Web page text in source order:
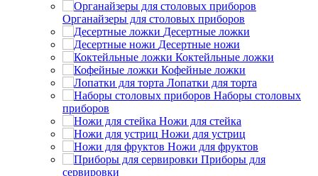
Органайзеры для столовых приборов
Десертные ложки
Десертные ножи
Коктейльные ложки
Кофейные ложки
Лопатки для торта
Наборы столовых
приборов
Ножи для стейка
Ножи для устриц
Ножи для фруктов
Приборы для
сервировки